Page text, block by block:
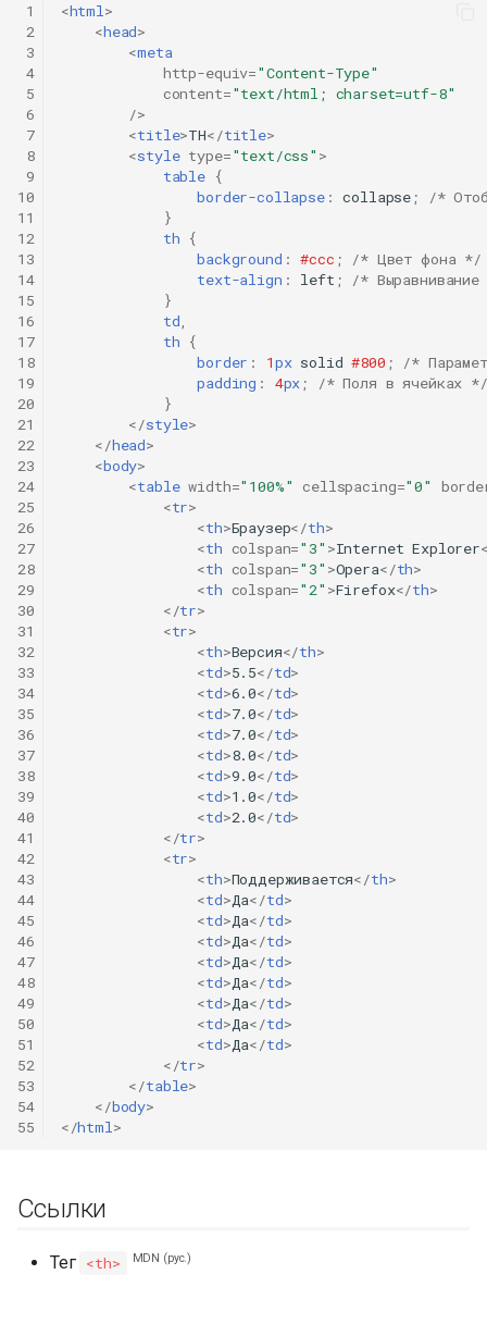
1
2
3
4
5
6
7
8
9
10
11
12
13
14
15
16
17
18
19
20
21
22
23
24
25
26
27
28
29
30
31
32
33
34
35
36
37
38
39
40
41
42
43
44
45
46
47
48
49
50
51
52
53
54
55
<html>
<head>
<meta
http-equiv="Content-Type"
content="text/html; charset=utf-8"
/>
<title>TH</title>
<style type="text/css" >
table {
border-collapse: collapse;
/*
}
th {
background : #ccc ;
/* Цвет фона */
text-align : left ;
/*
}
td,
th {
border : 1px solid #800 ;
/*
padding : 4px;
/* Поля в ячейках */
}
</style>
</head>
<body>
<table width="100%" cellspacing="0"
<tr>
<th>Браузер</th>
<th colspan="3" >Internet Explorer
<th colspan="3" >Opera</th>
<th colspan="2" >Firefox</th>
</tr>
<tr>
<th>Версия</th>
<td>5.5</td>
<td>6.0</td>
<td>7.0</td>
<td>7.0</td>
<td>8.0</td>
<td>9.0</td>
<td>1.0</td>
<td>2.0</td>
</tr>
<tr>
<th>Поддерживается</th>
<td>Да</td>
<td>Да</td>
<td>Да</td>
<td>Да</td>
<td>Да</td>
<td>Да</td>
<td>Да</td>
<td>Да</td>
</tr>
</table>
</body>
</html>
Ссылки
Тег <th> MDN (рус.)